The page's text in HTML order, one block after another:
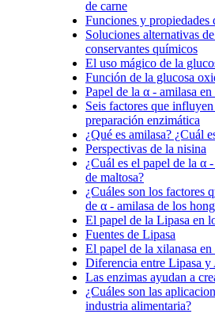
de carne
Funciones y propiedades
Soluciones alternativas
conservantes químicos
El uso mágico de la
Función de la glucosa
Papel de la α - amilasa
Seis factores que
preparación enzimática
¿Qué es amilasa? ¿Cuál
Perspectivas de la nisina
¿Cuál es el papel de la α
de maltosa?
¿Cuáles son los factores
de α - amilasa de los
El papel de la Lipasa en
Fuentes de Lipasa
El papel de la xilanasa
Diferencia entre Lipasa y
Las enzimas ayudan a
¿Cuáles son las
industria alimentaria?